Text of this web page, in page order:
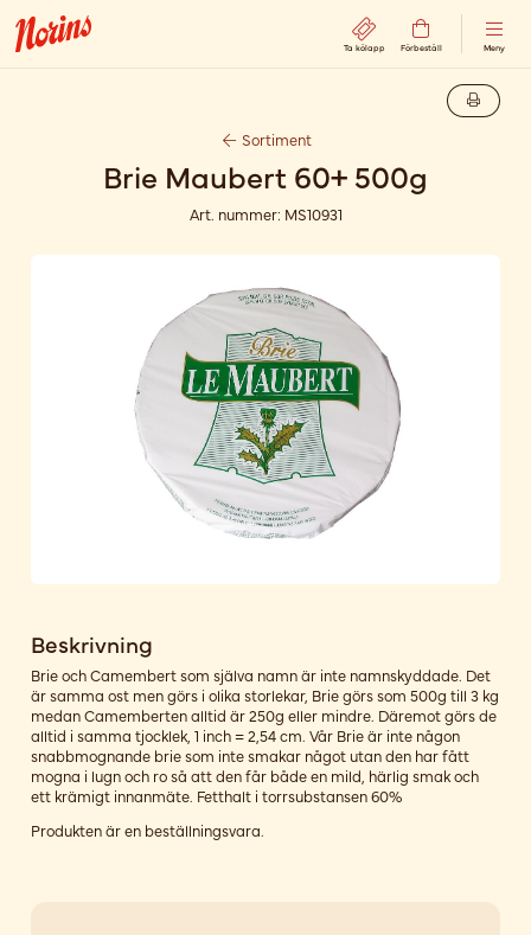
Ta kölapp Förbeställ Meny
Sortiment
Brie Maubert 60+ 500g
Art. nummer: MS10931
Beskrivning
Brie och Camembert som själva namn är inte namnskyddade. Det
är samma ost men görs i olika storlekar, Brie görs som 500g till 3 kg
medan Camemberten alltid är 250g eller mindre. Däremot görs de
alltid i samma tjocklek, 1 inch = 2,54 cm. Vår Brie är inte någon
snabbmognande brie som inte smakar något utan den har fått
mogna i lugn och ro så att den får både en mild, härlig smak och
ett krämigt innanmäte. Fetthalt i torrsubstansen 60%
Produkten är en beställningsvara.